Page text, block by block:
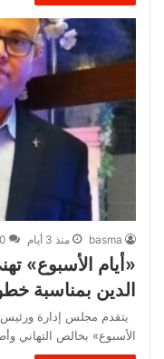
basma منذ 3 أيام 0
«أيام الأسبوع»
الدين بمناسبة
يتقدم مجلس إدارة ورئيس
الأسبوع» بخالص التهاني